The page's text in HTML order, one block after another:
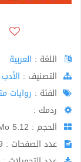
اللغة : العربية
اﻟﺘﺼﻨﻴﻒ :
الفئة : روايات
ردمك :
الحجم : 5.12 Mo
عدد الصفحات : 179